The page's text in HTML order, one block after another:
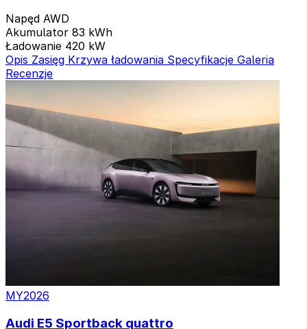
Napęd AWD
Akumulator 83 kWh
Ładowanie 420 kW
Opis Zasięg Krzywa ładowania Specyfikacje Galeria
Recenzje
MY2026
Audi E5 Sportback quattro